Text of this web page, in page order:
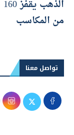
من المكاسب
تواصل معنا